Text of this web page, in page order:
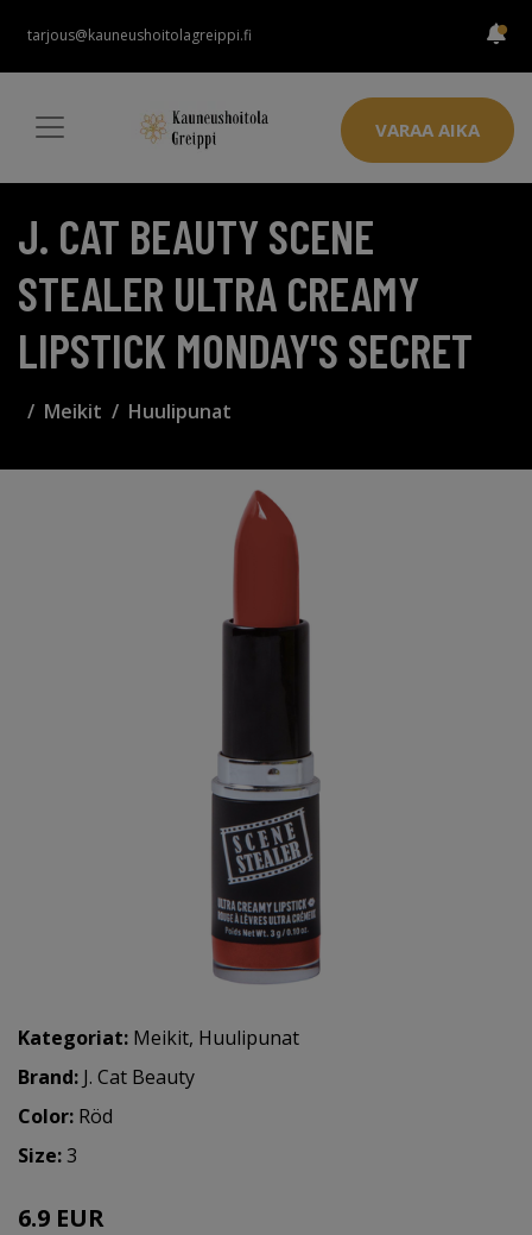
tarjous@kauneushoitolagreippi.fi
VARAA AIKA
J. CAT BEAUTY SCENE
STEALER ULTRA CREAMY
LIPSTICK MONDAY'S SECRET
Meikit Huulipunat
Kategoriat: Meikit, Huulipunat
Brand: J. Cat Beauty
Color: Röd
Size:3
6.9 EUR